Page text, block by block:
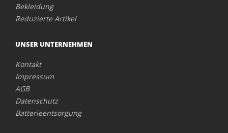
Bekleidung
Reduzierte Artikel
UNSER UNTERNEHMEN
Kontakt
Impressum
AGB
Datenschutz
Batterieentsorgung